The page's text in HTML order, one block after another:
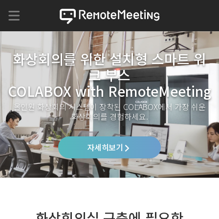
화상회의를 위한 설치형 스마트 워
크 부스
COLABOX with RemoteMeeting
올인원 화상회의 시스템이 장착된 COLABOX에서 가장 쉬운
화상회의를 경험하세요.
자세히보기